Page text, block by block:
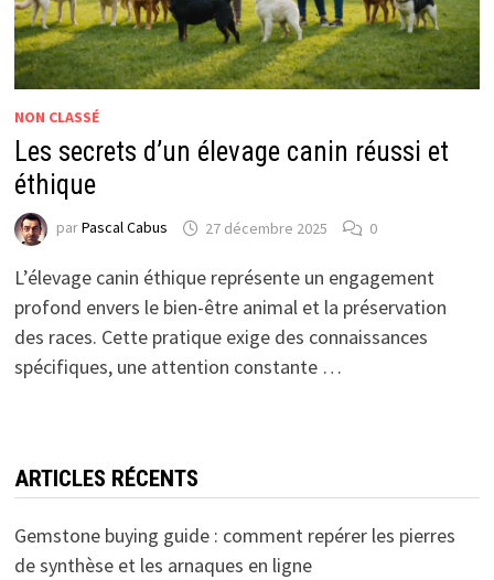
NON CLASSÉ
Les secrets d’un élevage canin réussi et
éthique
parPascal Cabus 27 décembre 2025 0
L’élevage canin éthique représente un engagement
profond envers le bien-être animal et la préservation
des races. Cette pratique exige des connaissances
spécifiques, une attention constante …
ARTICLES RÉCENTS
Gemstone buying guide : comment repérer les pierres
de synthèse et les arnaques en ligne